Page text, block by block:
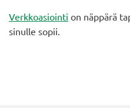
Verkkoasiointi on näppärä
sinulle sopii.